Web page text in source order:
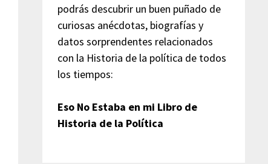
podrás descubrir un buen puñado de
curiosas anécdotas, biografías y
datos sorprendentes relacionados
con la Historia de la política de todos
los tiempos:
Eso No Estaba en mi Libro de
Historia de la Política